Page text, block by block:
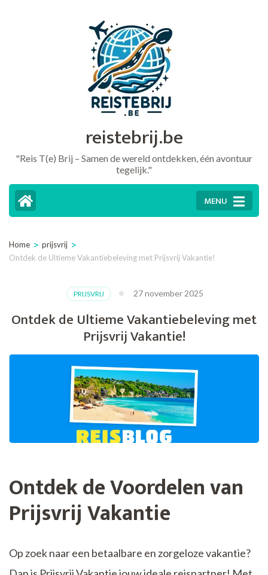
reistebrij.be
"Reis T(e) Brij – Samen de wereld ontdekken, één avontuur
tegelijk."
MENU
Home > prijsvrij >
Ontdek de Ultieme Vakantiebeleving met Prijsvrij Vakantie!
PRIJSVRIJ 27 november 2025
Ontdek de Ultieme Vakantiebeleving met
Prijsvrij Vakantie!
Ontdek de Voordelen van
Prijsvrij Vakantie
Op zoek naar een betaalbare en zorgeloze vakantie?